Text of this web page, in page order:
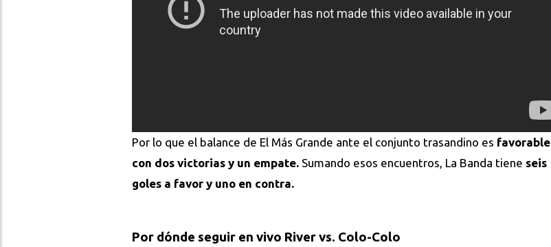
Por lo que el balance de El Más Grande ante el conjunto trasandino es favorable
con dos victorias y un empate. Sumando esos encuentros, La Banda tiene seis
goles a favor y uno en contra.
Por dónde seguir en vivo River vs. Colo-Colo